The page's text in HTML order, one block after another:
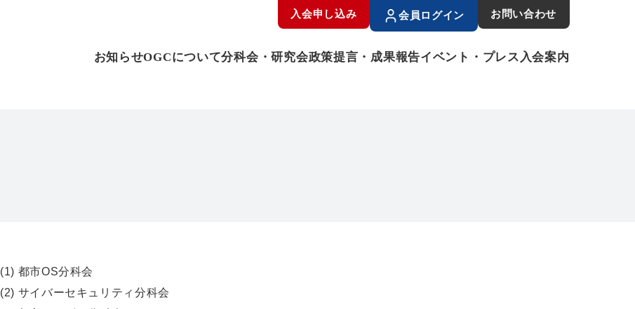
お知らせOGCについて分科会・研究会政策提言・成果報告イベント・プレス 入会案内
入会申し込み 会員ログイン お問い合わせ
(1) 都市OS分科会
(2) サイバーセキュリティ分科会